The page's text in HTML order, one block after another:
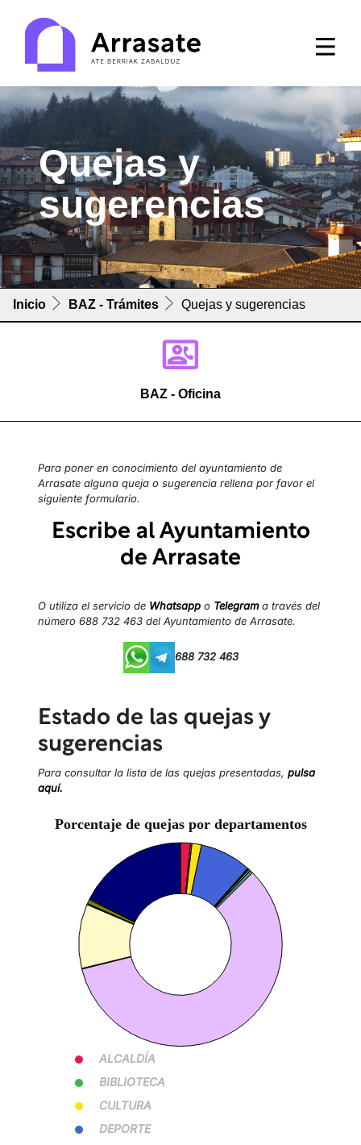
Quejas y
sugerencias
Inicio BAZ - Trámites Quejas y sugerencias
BAZ - Oficina